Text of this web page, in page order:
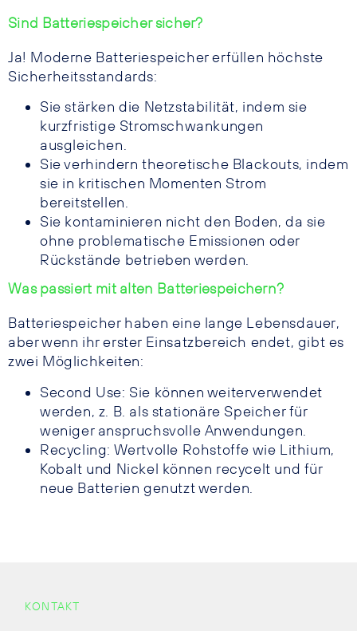
Sind Batteriespeicher sicher?
Ja! Moderne Batteriespeicher erfüllen höchste
Sicherheitsstandards:
Sie stärken die Netzstabilität, indem sie
kurzfristige Stromschwankungen
ausgleichen.
Sie verhindern theoretische Blackouts, indem
sie in kritischen Momenten Strom
bereitstellen.
Sie kontaminieren nicht den Boden, da sie
ohne problematische Emissionen oder
Rückstände betrieben werden.
Was passiert mit alten Batteriespeichern?
Batteriespeicher haben eine lange Lebensdauer,
aber wenn ihr erster Einsatzbereich endet, gibt es
zwei Möglichkeiten:
Second Use: Sie können weiterverwendet
werden, z. B. als stationäre Speicher für
weniger anspruchsvolle Anwendungen.
Recycling: Wertvolle Rohstoffe wie Lithium,
Kobalt und Nickel können recycelt und für
neue Batterien genutzt werden.
KONTAKT